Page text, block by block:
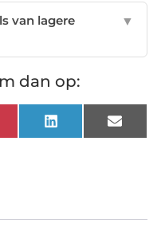
van lagere
▼
dan op:
LinkedIn Email